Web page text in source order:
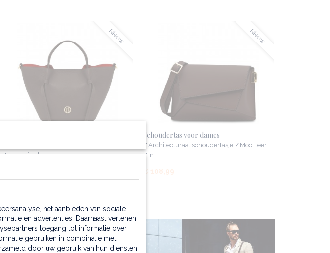
Nieuw
✓In mooie kleuren…
Nieuw
Schoudertas voor dames
✓Architecturaal schoudertasje ✓Mooi leer
✓In…
€ 108,99
het aanbieden van sociale
en advertenties. Daarnaast verlenen
toegang tot informatie over
gebruiken in combinatie met
door uw gebruik van hun diensten